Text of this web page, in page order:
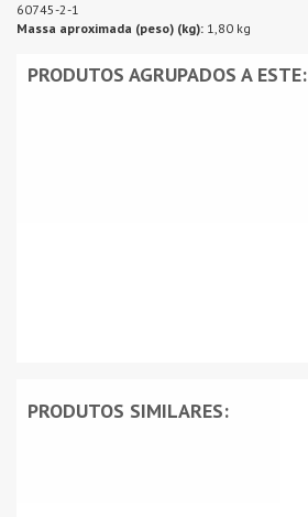
60745-2-1
Massa aproximada (peso) (kg): 1,80 kg
PRODUTOS AGRUPADOS A ESTE:
PRODUTOS SIMILARES: